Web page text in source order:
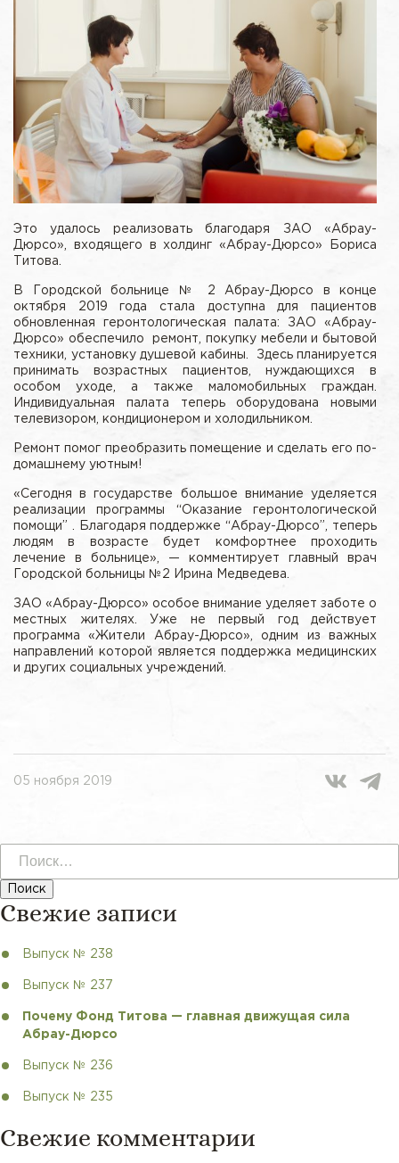
Это удалось реализовать благодаря ЗАО «Абрау-
Дюрсо», входящего в холдинг «Абрау-Дюрсо» Бориса
Титова.
В Городской больнице № 2 Абрау-Дюрсо в конце
октября 2019 года стала доступна для пациентов
обновленная геронтологическая палата: ЗАО «Абрау-
Дюрсо» обеспечило ремонт, покупку мебели и бытовой
техники, установку душевой кабины. Здесь планируется
принимать возрастных пациентов, нуждающихся в
особом уходе, а также маломобильных граждан.
Индивидуальная палата теперь оборудована новыми
телевизором, кондиционером и холодильником.
Ремонт помог преобразить помещение и сделать его по-
домашнему уютным!
«Сегодня в государстве большое внимание уделяется
реализации программы “Оказание геронтологической
помощи” . Благодаря поддержке “Абрау-Дюрсо”, теперь
людям в возрасте будет комфортнее проходить
лечение в больнице», — комментирует главный врач
Городской больницы №2 Ирина Медведева.
ЗАО «Абрау-Дюрсо» особое внимание уделяет заботе о
местных жителях. Уже не первый год действует
программа «Жители Абрау-Дюрсо», одним из важных
направлений которой является поддержка медицинских
и других социальных учреждений.
05 ноября 2019
Свежие записи
Выпуск № 238
Выпуск № 237
Почему Фонд Титова — главная движущая сила
Абрау-Дюрсо
Выпуск № 236
Выпуск № 235
Свежие комментарии